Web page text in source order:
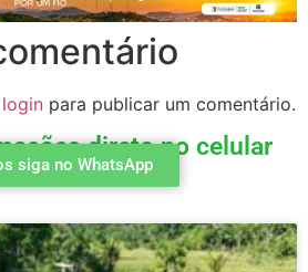
login para publicar um comentário.
direto no celular
siga no WhatsApp